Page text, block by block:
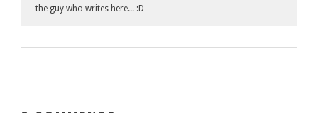
the guy who writes here... :D